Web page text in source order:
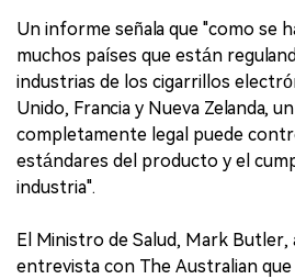
Un informe señala que "como se
muchos países que están
industrias de los cigarrillos
Unido, Francia y Nueva Zelanda,
completamente legal puede
estándares del producto y el
industria".
El Ministro de Salud, Mark Butler,
entrevista con The Australian